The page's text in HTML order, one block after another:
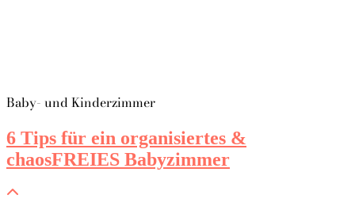
Baby- und Kinderzimmer
6 Tips für ein organisiertes &
chaosFREIES Babyzimmer